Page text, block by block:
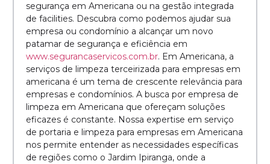
segurança em Americana ou na gestão integrada
de facilities. Descubra como podemos ajudar sua
empresa ou condomínio a alcançar um novo
patamar de segurança e eficiência em
www.segurancaservicos.com.br. Em Americana, a
serviços de limpeza terceirizada para empresas em
americana é um tema de crescente relevância para
empresas e condomínios. A busca por empresa de
limpeza em Americana que ofereçam soluções
eficazes é constante. Nossa expertise em serviço
de portaria e limpeza para empresas em Americana
nos permite entender as necessidades específicas
de regiões como o Jardim Ipiranga, onde a